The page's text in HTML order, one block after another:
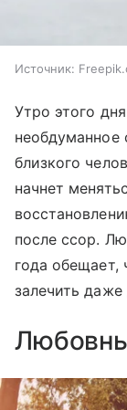
Источник:
Утро этого дня
необдуманное
близкого
начнет
после ссор.
года обещает,
залечить